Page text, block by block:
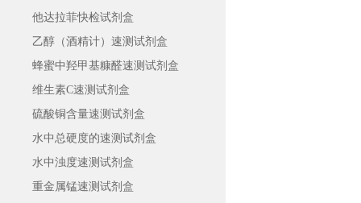
他达拉菲快检试剂盒
乙醇（酒精计）速测试剂盒
蜂蜜中羟甲基糠醛速测试剂盒
维生素C速测试剂盒
硫酸铜含量速测试剂盒
水中总硬度的速测试剂盒
水中浊度速测试剂盒
重金属锰速测试剂盒